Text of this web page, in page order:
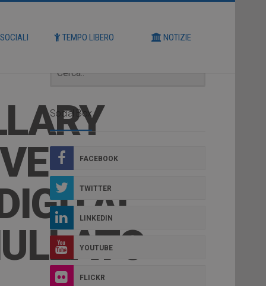
TEMPO LIBERO NOTIZIE
Social Box
FACEBOOK
TWITTER
LINKEDIN
YOUTUBE
FLICKR